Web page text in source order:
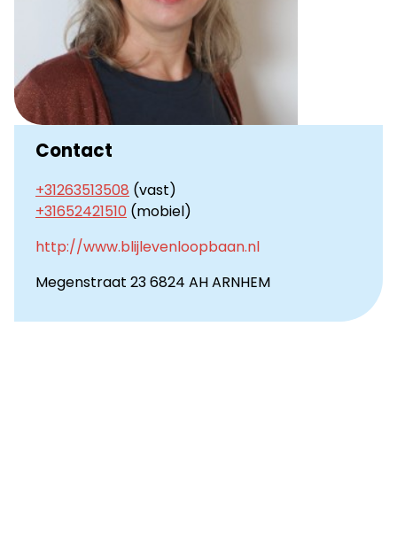
Contact
+31263513508 (vast)
+31652421510 (mobiel)
http://www.blijlevenloopbaan.nl
Megenstraat 23 6824 AH ARNHEM